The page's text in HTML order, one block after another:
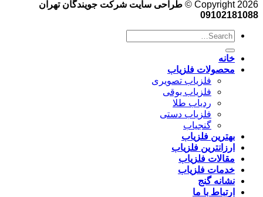
Copyright 2026 ©
طراحی سایت شرکت جویندگان تهران
09102181088
خانه
محصولات فلزیاب
فلزیاب تصویری
فلزیاب بوقی
ردیاب طلا
فلزیاب دستی
گنجیاب
بهترین فلزیاب
ارزانترین فلزیاب
مقالات فلزیاب
خدمات فلزیاب
نشانه گنج
ارتباط با ما